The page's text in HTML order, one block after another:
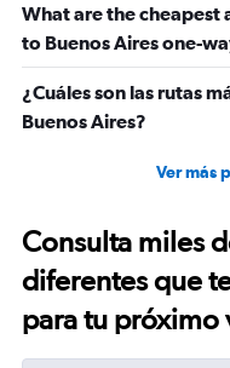
What are the cheapest
to Buenos Aires one-
¿Cuáles son las rutas
Buenos Aires?
Ver más
Consulta miles
diferentes que
para tu próximo